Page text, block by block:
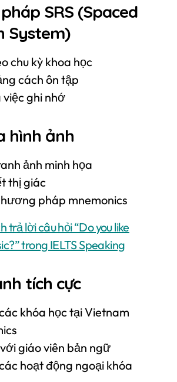
SRS (Spaced
System)
chu kỳ khoa học
cách ôn tập
việc ghi nhớ
hình ảnh
ảnh minh họa
thị giác
pháp mnemonics
trả lời câu hỏi “Do you like
trong IELTS Speaking
tích cực
khóa học tại Vietnam
giáo viên bản ngữ
hoạt động ngoại khóa